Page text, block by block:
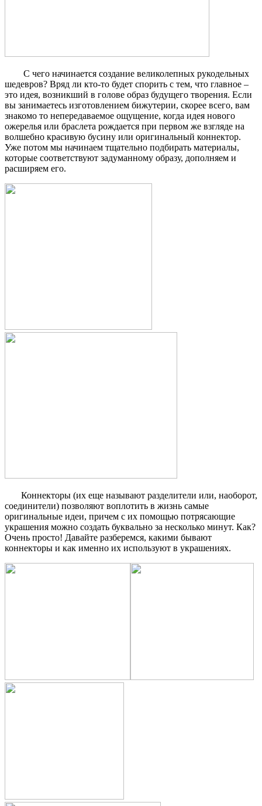
С чего начинается создание великолепных рукодельных
шедевров? Вряд ли кто-то будет спорить с тем, что главное –
это идея, возникший в голове образ будущего творения. Если
вы занимаетесь изготовлением бижутерии, скорее всего, вам
знакомо то непередаваемое ощущение, когда идея нового
ожерелья или браслета рождается при первом же взгляде на
волшебно красивую бусину или оригинальный коннектор.
Уже потом мы начинаем тщательно подбирать материалы,
которые соответствуют задуманному образу, дополняем и
расширяем его.
Коннекторы (их еще называют разделители или, наоборот,
соединители) позволяют воплотить в жизнь самые
оригинальные идеи, причем с их помощью потрясающие
украшения можно создать буквально за несколько минут. Как?
Очень просто! Давайте разберемся, какими бывают
коннекторы и как именно их используют в украшениях.